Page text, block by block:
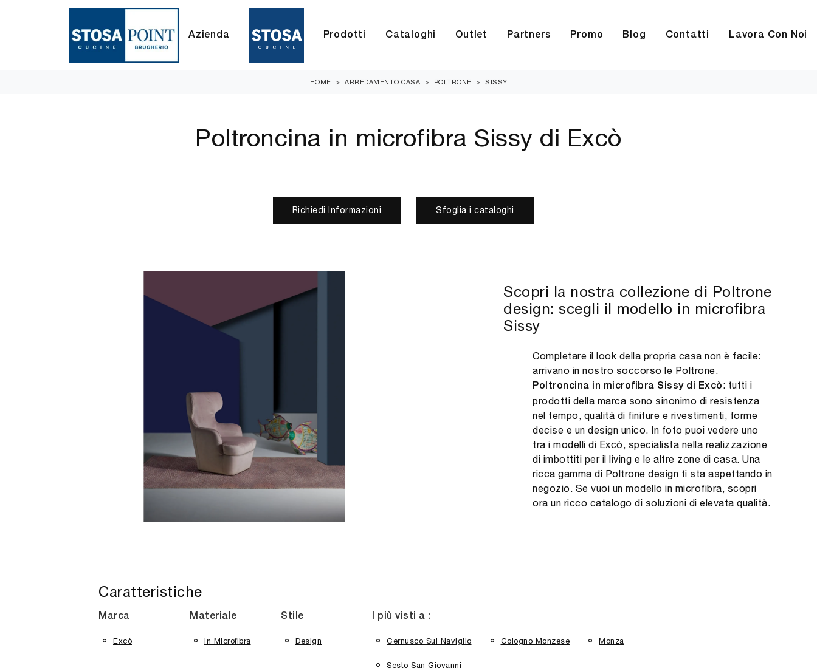
Azienda Prodotti Cataloghi Outlet Partners Promo Blog Contatti Lavora Con Noi
HOME > ARREDAMENTO CASA > POLTRONE > SISSY
Poltroncina in microfibra Sissy di Excò
Richiedi Informazioni Sfoglia i cataloghi
Scopri la nostra collezione di Poltrone
design: scegli il modello in microfibra
Sissy
Completare il look della propria casa non è facile:
arrivano in nostro soccorso le Poltrone.
Poltroncina in microfibra Sissy di Excò : tutti i
prodotti della marca sono sinonimo di resistenza
nel tempo, qualità di finiture e rivestimenti, forme
decise e un design unico. In foto puoi vedere uno
tra i modelli di Excò, specialista nella realizzazione
di imbottiti per il living e le altre zone di casa. Una
ricca gamma di Poltrone design ti sta aspettando in
negozio. Se vuoi un modello in microfibra, scopri
ora un ricco catalogo di soluzioni di elevata qualità.
Caratteristiche
Marca
Excò
Materiale
In Microfibra
Stile
Design
I più visti a :
Cernusco Sul Naviglio Cologno Monzese Monza
Sesto San Giovanni